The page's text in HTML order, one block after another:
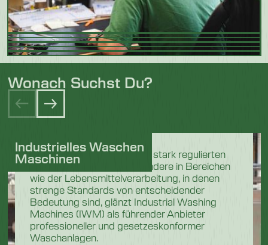
Wonach Suchst Du?
In den anspruchsvollen und stark regulierten
Industriesektoren, insbesondere in Bereichen
wie der Lebensmittelverarbeitung, in denen
strenge Standards von entscheidender
Bedeutung sind, glänzt Industrial Washing
Machines (IWM) als führender Anbieter
professioneller und gesetzeskonformer
Waschanlagen.
Industrielles Waschen
Maschinen